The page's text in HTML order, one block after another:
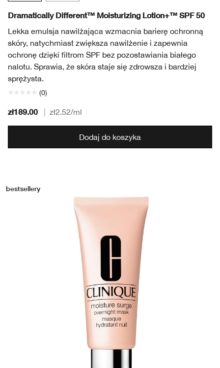
Dramatically Different™ Moisturizing Lotion+™ SPF 50
Lekka emulsja nawilżająca wzmacnia barierę ochronną
skóry, natychmiast zwiększa nawilżenie i zapewnia
ochronę dzięki filtrom SPF bez pozostawiania białego
nalotu. Sprawia, że skóra staje się zdrowsza i bardziej
sprężysta.
(0)
zł189.00 zł2.52/ml
Dodaj do koszyka
bestsellery